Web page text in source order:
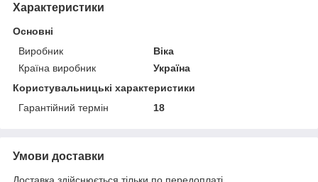
Характеристики
Основні
Виробник
Віка
Країна виробник
Україна
Користувальницькі характеристики
Гарантійний термін
18
Умови доставки
Доставка здійснюється тільки по передоплаті.